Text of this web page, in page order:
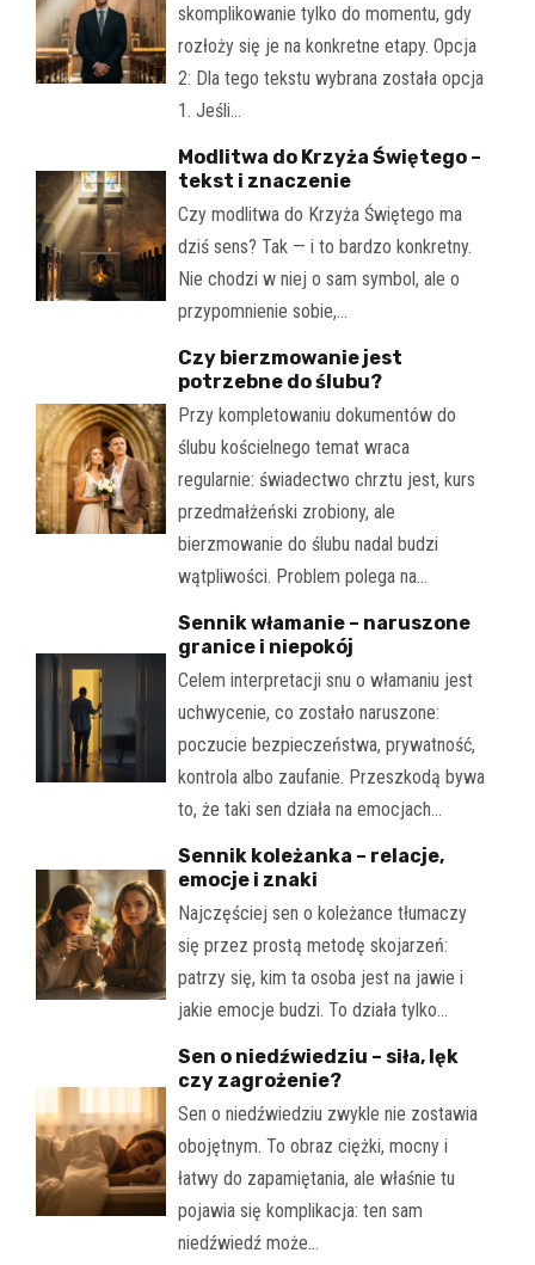
skomplikowanie tylko do momentu, gdy
rozłoży się je na konkretne etapy. Opcja
2: Dla tego tekstu wybrana została opcja
1. Jeśli…
Modlitwa do Krzyża Świętego –
tekst i znaczenie
Czy modlitwa do Krzyża Świętego ma
dziś sens? Tak — i to bardzo konkretny.
Nie chodzi w niej o sam symbol, ale o
przypomnienie sobie,…
Czy bierzmowanie jest
potrzebne do ślubu?
Przy kompletowaniu dokumentów do
ślubu kościelnego temat wraca
regularnie: świadectwo chrztu jest, kurs
przedmałżeński zrobiony, ale
bierzmowanie do ślubu nadal budzi
wątpliwości. Problem polega na…
Sennik włamanie – naruszone
granice i niepokój
Celem interpretacji snu o włamaniu jest
uchwycenie, co zostało naruszone:
poczucie bezpieczeństwa, prywatność,
kontrola albo zaufanie. Przeszkodą bywa
to, że taki sen działa na emocjach…
Sennik koleżanka – relacje,
emocje i znaki
Najczęściej sen o koleżance tłumaczy
się przez prostą metodę skojarzeń:
patrzy się, kim ta osoba jest na jawie i
jakie emocje budzi. To działa tylko…
Sen o niedźwiedziu – siła, lęk
czy zagrożenie?
Sen o niedźwiedziu zwykle nie zostawia
obojętnym. To obraz ciężki, mocny i
łatwy do zapamiętania, ale właśnie tu
pojawia się komplikacja: ten sam
niedźwiedź może…